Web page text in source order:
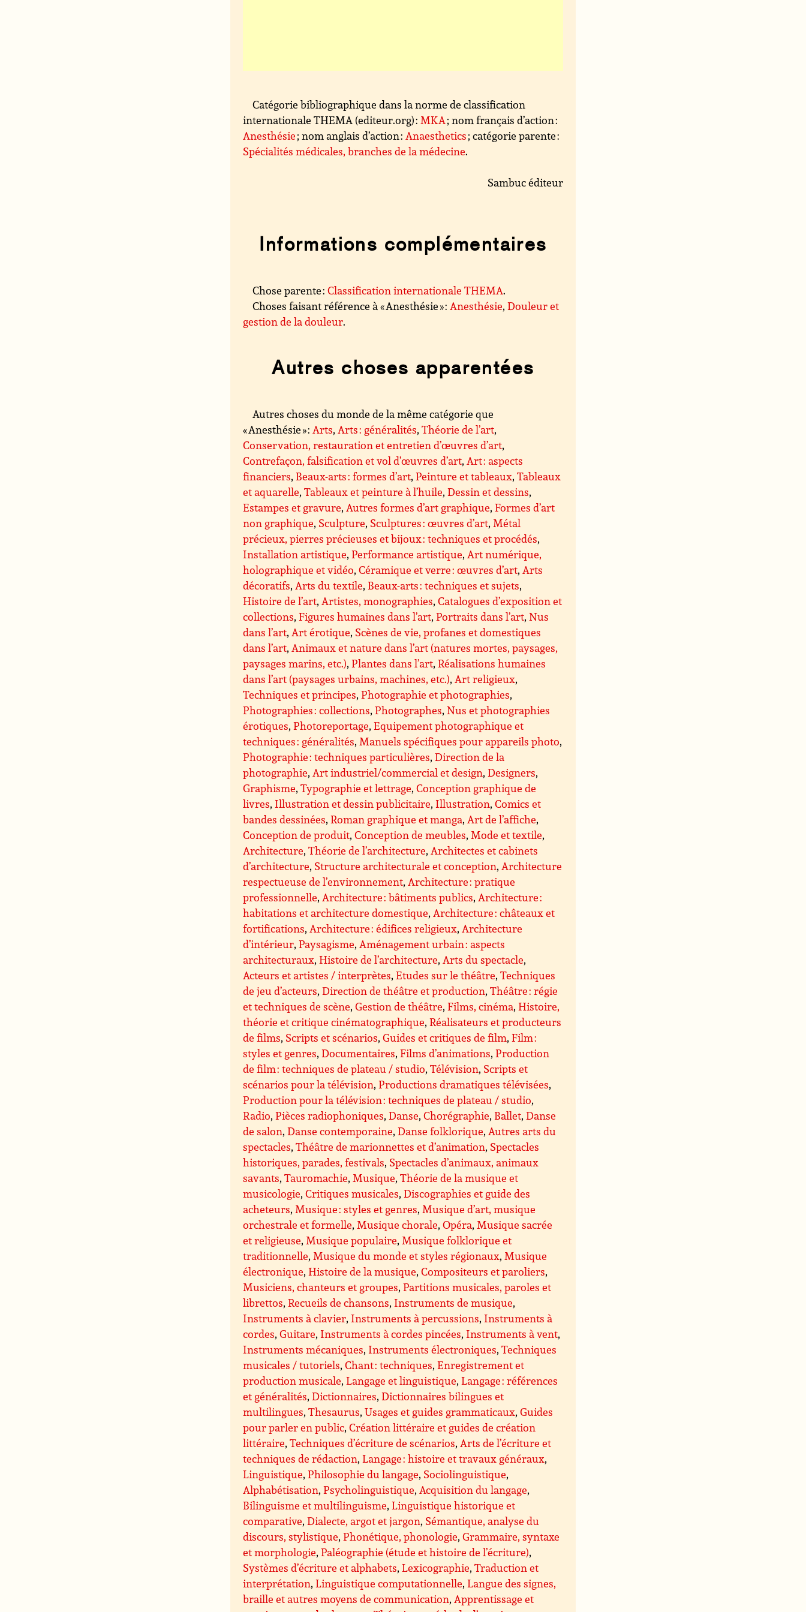
Catégorie bibliographique dans la norme de classification
internationale THEMA (editeur.org) :MKA; nom français d’action :
Anesthésie; nom anglais d’action :Anaesthetics; catégorie parente :
Spécialités médicales, branches de la médecine.
Sambuc éditeur
Informations complémentaires
Chose parente :Classification internationale THEMA.
Choses faisant référence à « Anesthésie » :Anesthésie,Douleur et
gestion de la douleur.
Autres choses apparentées
Autres choses du monde de la même catégorie que
« Anesthésie » :Arts,Arts : généralités,Théorie de l’art,
Conservation, restauration et entretien d’œuvres d’art,
Contrefaçon, falsification et vol d’œuvres d’art,Art : aspects
financiers, Beaux-arts : formes d’art,Peinture et tableaux,Tableaux
et aquarelle,Tableaux et peinture à l’huile,Dessin et dessins,
Estampes et gravure,Autres formes d’art graphique,Formes d’art
non graphique, Sculpture, Sculptures : œuvres d’art,Métal
précieux, pierres précieuses et bijoux : techniques et procédés,
Installation artistique,Performance artistique,Art numérique,
holographique et vidéo,Céramique et verre : œuvres d’art,Arts
décoratifs,Arts du textile, Beaux-arts : techniques et sujets,
Histoire de l’art,Artistes, monographies,Catalogues d’exposition et
collections,Figures humaines dans l’art,Portraits dans l’art,Nus
dans l’art,Art érotique, Scènes de vie, profanes et domestiques
dans l’art,Animaux et nature dans l’art (natures mortes, paysages,
paysages marins, etc.),Plantes dans l’art,Réalisations humaines
dans l’art (paysages urbains, machines, etc.),Art religieux,
Techniques et principes,Photographie et photographies,
Photographies : collections,Photographes,Nus et photographies
érotiques,Photoreportage,Equipement photographique et
techniques : généralités,Manuels spécifiques pour appareils photo,
Photographie : techniques particulières,Direction de la
photographie,Art industriel/commercial et design,Designers,
Graphisme,Typographie et lettrage,Conception graphique de
livres, Illustration et dessin publicitaire, Illustration,Comics et
bandes dessinées,Roman graphique et manga,Art de l’affiche,
Conception de produit,Conception de meubles,Mode et textile,
Architecture,Théorie de l’architecture,Architectes et cabinets
d’architecture, Structure architecturale et conception,Architecture
respectueuse de l’environnement,Architecture : pratique
professionnelle,Architecture : bâtiments publics,Architecture :
habitations et architecture domestique,Architecture : châteaux et
fortifications,Architecture : édifices religieux,Architecture
d’intérieur,Paysagisme,Aménagement urbain : aspects
architecturaux,Histoire de l’architecture,Arts du spectacle,
Acteurs et artistes / interprètes,Etudes sur le théâtre,Techniques
de jeu d’acteurs,Direction de théâtre et production,Théâtre : régie
et techniques de scène,Gestion de théâtre,Films, cinéma,Histoire,
théorie et critique cinématographique,Réalisateurs et producteurs
de films, Scripts et scénarios,Guides et critiques de film,Film :
styles et genres,Documentaires,Films d’animations,Production
de film : techniques de plateau / studio,Télévision, Scripts et
scénarios pour la télévision,Productions dramatiques télévisées,
Production pour la télévision : techniques de plateau / studio,
Radio,Pièces radiophoniques,Danse,Chorégraphie, Ballet,Danse
de salon,Danse contemporaine,Danse folklorique,Autres arts du
spectacles,Théâtre de marionnettes et d’animation, Spectacles
historiques, parades, festivals, Spectacles d’animaux, animaux
savants,Tauromachie,Musique,Théorie de la musique et
musicologie,Critiques musicales,Discographies et guide des
acheteurs,Musique : styles et genres,Musique d’art, musique
orchestrale et formelle,Musique chorale,Opéra,Musique sacrée
et religieuse,Musique populaire,Musique folklorique et
traditionnelle,Musique du monde et styles régionaux,Musique
électronique,Histoire de la musique,Compositeurs et paroliers,
Musiciens, chanteurs et groupes,Partitions musicales, paroles et
librettos,Recueils de chansons, Instruments de musique,
Instruments à clavier, Instruments à percussions, Instruments à
cordes,Guitare, Instruments à cordes pincées, Instruments à vent,
Instruments mécaniques, Instruments électroniques,Techniques
musicales / tutoriels,Chant : techniques,Enregistrement et
production musicale,Langage et linguistique,Langage : références
et généralités,Dictionnaires,Dictionnaires bilingues et
multilingues,Thesaurus,Usages et guides grammaticaux,Guides
pour parler en public,Création littéraire et guides de création
littéraire,Techniques d’écriture de scénarios,Arts de l’écriture et
techniques de rédaction,Langage : histoire et travaux généraux,
Linguistique,Philosophie du langage, Sociolinguistique,
Alphabétisation,Psycholinguistique,Acquisition du langage,
Bilinguisme et multilinguisme,Linguistique historique et
comparative,Dialecte, argot et jargon, Sémantique, analyse du
discours, stylistique,Phonétique, phonologie,Grammaire, syntaxe
et morphologie,Paléographie (étude et histoire de l’écriture),
Systèmes d’écriture et alphabets,Lexicographie,Traduction et
interprétation,Linguistique computationnelle,Langue des signes,
braille et autres moyens de communication,Apprentissage et